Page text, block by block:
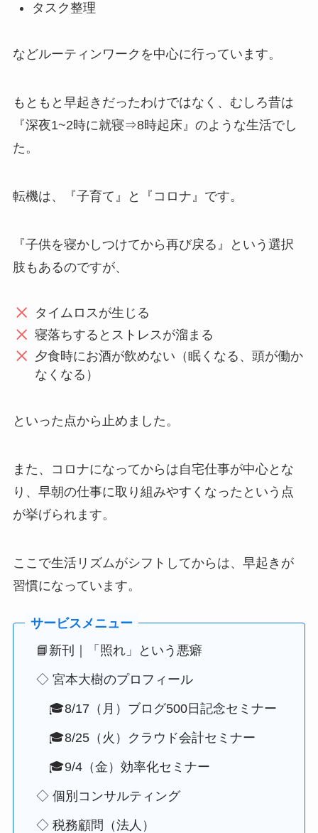
タスク整理
などルーティンワークを中心に行っています。
もともと早起きだったわけではなく、むしろ昔は
『深夜1~2時に就寝⇒8時起床』のような生活でし
た。
転機は、『子育て』と『コロナ』です。
『子供を寝かしつけてから再び戻る』という選択
肢もあるのですが、
タイムロスが生じる
寝落ちするとストレスが溜まる
夕食時にお酒が飲めない（眠くなる、頭が働か
なくなる）
といった点から止めました。
また、コロナになってからは自宅仕事が中心とな
り、早朝の仕事に取り組みやすくなったという点
が挙げられます。
ここで生活リズムがシフトしてからは、早起きが
習慣になっています。
📘新刊｜「照れ」という悪癖
◇ 宮本大樹のプロフィール
🎓8/17（月）ブログ500日記念セミナー
🎓8/25（火）クラウド会計セミナー
🎓9/4（金）効率化セミナー
◇ 個別コンサルティング
◇ 税務顧問（法人）